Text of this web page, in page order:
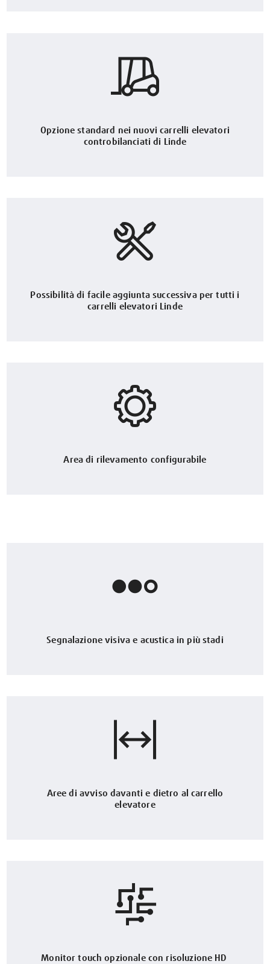
Opzione standard nei nuovi carrelli elevatori
controbilanciati di Linde
Possibilità di facile aggiunta successiva per tutti i
carrelli elevatori Linde
Area di rilevamento configurabile
Segnalazione visiva e acustica in più stadi
Aree di avviso davanti e dietro al carrello
elevatore
Monitor touch opzionale con risoluzione HD